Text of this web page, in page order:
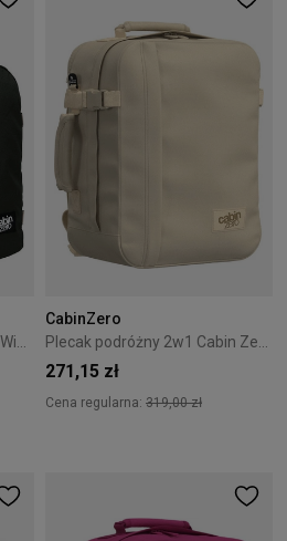
CabinZero
271,15 zł
Cena regularna: 319,00 zł